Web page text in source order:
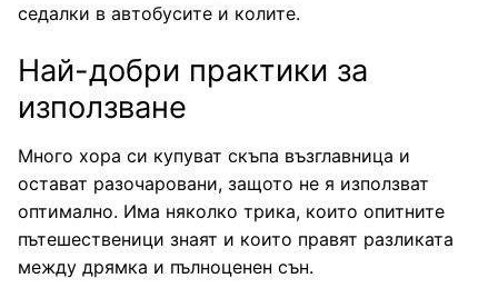
седалки в автобусите и колите.
Най-добри практики за
използване
Много хора си купуват скъпа възглавница и
остават разочаровани, защото не я използват
оптимално. Има няколко трика, които опитните
пътешественици знаят и които правят разликата
между дрямка и пълноценен сън.